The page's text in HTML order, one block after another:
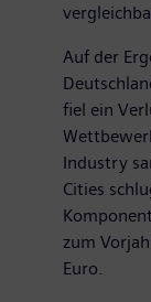
Auf der
fiel ein
Industry
Cities
zum
Euro.​